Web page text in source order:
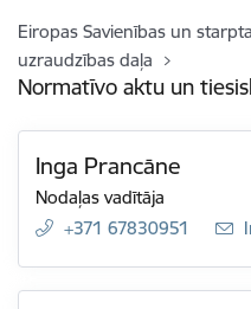
Eiropas Savienības un
uzraudzības daļa
Normatīvo aktu un
Inga Prancāne
Nodaļas vadītāja
+371 67830951